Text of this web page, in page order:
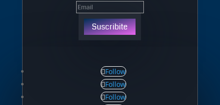
Suscribite
Follow
Follow
Follow